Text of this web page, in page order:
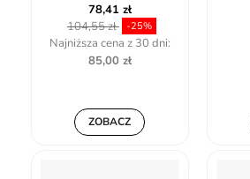
78,41 zł
104,55 zł
-25%
Najniższa cena z 30 dni:
85,00 zł
ZOBACZ